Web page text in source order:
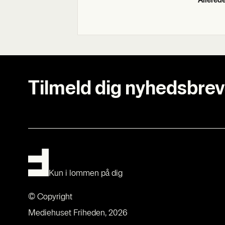
Tilmeld dig
Kun i lommen på dig
Mediehuset Friheden, 2026
© Copyright